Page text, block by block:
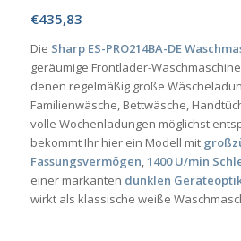
€435,83
Die Sharp ES-PRO214BA-DE
geräumige Frontlader-
denen regelmäßig große
Familienwäsche, Bettwäsche,
volle Wochenladungen möglichst
bekommt Ihr hier ein Modell mit
Fassungsvermögen,1400 U/min
einer markanten dunklen
wirkt als klassische weiße